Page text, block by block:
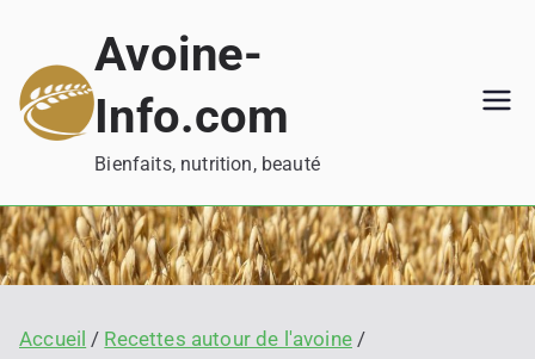
contenu
Avoine-
Info.com
Bienfaits, nutrition, beauté
Accueil
Recettes autour de l'avoine